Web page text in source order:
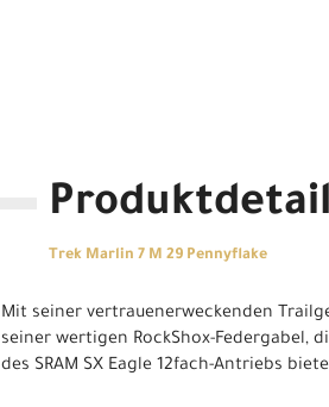
Trek Marlin 7 M 29 Pennyflake
Mit seiner vertrauenerweckenden
seiner wertigen RockShox-Federgabel,
des SRAM SX Eagle 12fach-Antriebs